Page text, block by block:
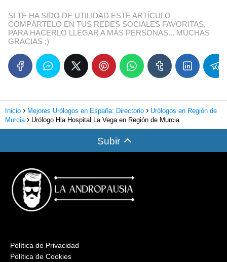
SI TE HA SIDO DE UTILIDAD ESTE ARTÍCULO
COMPÁRTELO EN TUS REDES SOCIALES FAVORITAS,
PARA HACERLO LLEGAR A MÁS PERSONAS... MUCHAS
GRACIAS ;)
Inicio Mejores Urólogos en España: Directorio
Urólogos en Región de
Murcia
Urólogo Hla Hospital La Vega en Región de Murcia
Subir
Política de Privacidad
Política de Cookies